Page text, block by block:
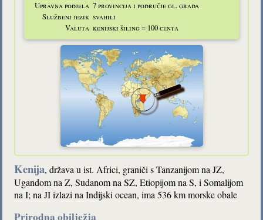
Upravna podjela 7 provincija i područje gl. grada
Službeni jezik svahili
Valuta kenijski šiling = 100 centa
Kenija, država u ist. Africi, graniči s Tanzanijom na JZ,
Ugandom na Z, Sudanom na SZ, Etiopijom na S, i Somalijom
na I; na JI izlazi na Indijski ocean, ima 536 km morske obale
Prirodna obilježja